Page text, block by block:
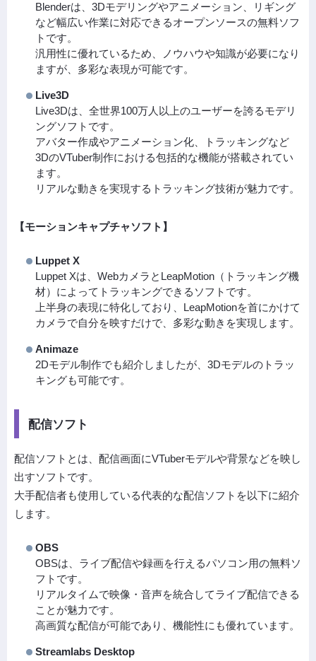
Blenderは、3Dモデリングやアニメーション、リギング
など幅広い作業に対応できるオープンソースの無料ソフ
トです。
汎用性に優れているため、ノウハウや知識が必要になり
ますが、多彩な表現が可能です。
Live3D
Live3Dは、全世界100万人以上のユーザーを誇るモデリ
ングソフトです。
アバター作成やアニメーション化、トラッキングなど
3DのVTuber制作における包括的な機能が搭載されてい
ます。
リアルな動きを実現するトラッキング技術が魅力です。
【モーションキャプチャソフト】
Luppet X
Luppet Xは、WebカメラとLeapMotion（トラッキング機
材）によってトラッキングできるソフトです。
上半身の表現に特化しており、LeapMotionを首にかけて
カメラで自分を映すだけで、多彩な動きを実現します。
Animaze
2Dモデル制作でも紹介しましたが、3Dモデルのトラッ
キングも可能です。
配信ソフト
配信ソフトとは、配信画面にVTuberモデルや背景などを映し
出すソフトです。
大手配信者も使用している代表的な配信ソフトを以下に紹介
します。
OBS
OBSは、ライブ配信や録画を行えるパソコン用の無料ソ
フトです。
リアルタイムで映像・音声を統合してライブ配信できる
ことが魅力です。
高画質な配信が可能であり、機能性にも優れています。
Streamlabs Desktop